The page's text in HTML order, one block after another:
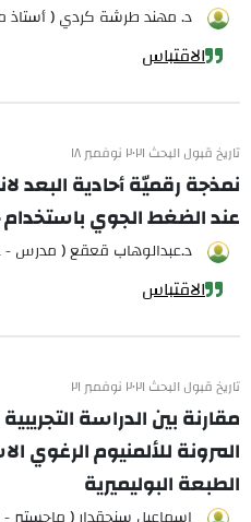
د. مهند طرشة كردي ( أستاذ
الاقتباس
تاريخ قبول البحث ٢٠٢١ نوفمبر ١٨
نمذجة رقميّة أحادية البعد
عند الضغط الجوي باستخدام
د.عبدالوهاب قعقع ( مدرس -
الاقتباس
تاريخ قبول البحث ٢٠٢١ نوفمبر ٢١
مقارنة بين الدراسة
المرونة للألمنيوم الرغوي
الطبعة البوليميرية